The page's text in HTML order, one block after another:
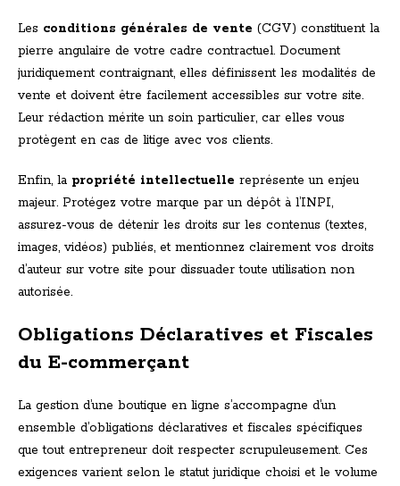
Les conditions générales de vente (CGV) constituent la
pierre angulaire de votre cadre contractuel. Document
juridiquement contraignant, elles définissent les modalités de
vente et doivent être facilement accessibles sur votre site.
Leur rédaction mérite un soin particulier, car elles vous
protègent en cas de litige avec vos clients.
Enfin, la propriété intellectuelle représente un enjeu
majeur. Protégez votre marque par un dépôt à l’INPI,
assurez-vous de détenir les droits sur les contenus (textes,
images, vidéos) publiés, et mentionnez clairement vos droits
d’auteur sur votre site pour dissuader toute utilisation non
autorisée.
Obligations Déclaratives et Fiscales
du E-commerçant
La gestion d’une boutique en ligne s’accompagne d’un
ensemble d’obligations déclaratives et fiscales spécifiques
que tout entrepreneur doit respecter scrupuleusement. Ces
exigences varient selon le statut juridique choisi et le volume